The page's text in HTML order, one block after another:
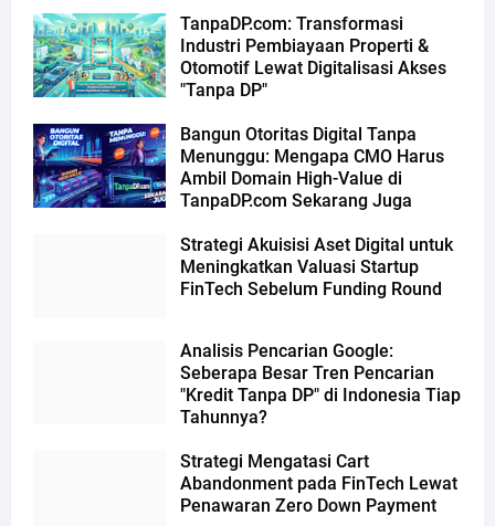
TanpaDP.com: Transformasi
Industri Pembiayaan Properti &
Otomotif Lewat Digitalisasi Akses
"Tanpa DP"
Bangun Otoritas Digital Tanpa
Menunggu: Mengapa CMO Harus
Ambil Domain High-Value di
TanpaDP.com Sekarang Juga
Strategi Akuisisi Aset Digital untuk
Meningkatkan Valuasi Startup
FinTech Sebelum Funding Round
Analisis Pencarian Google:
Seberapa Besar Tren Pencarian
"Kredit Tanpa DP" di Indonesia Tiap
Tahunnya?
Strategi Mengatasi Cart
Abandonment pada FinTech Lewat
Penawaran Zero Down Payment